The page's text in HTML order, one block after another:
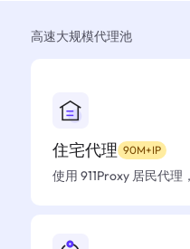
高速大规模代理池
住宅代理 90M+IP
使用 911Proxy 居民代理